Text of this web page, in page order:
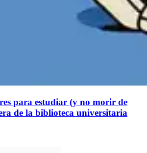
para estudiar (y no morir de
de la biblioteca universitaria